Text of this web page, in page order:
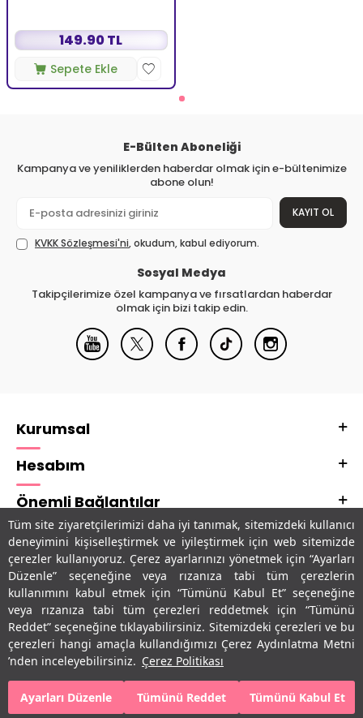
Tüm site ziyaretçilerimizi daha iyi tanımak, sitemizdeki kullanıcı
deneyimini kişiselleştirmek ve iyileştirmek için web sitemizde
çerezler kullanıyoruz. Çerez ayarlarınızı yönetmek için “Ayarları
Düzenle” seçeneğine veya rızanıza tabi tüm çerezlerin
kullanımını kabul etmek için “Tümünü Kabul Et” seçeneğine
veya rızanıza tabi tüm çerezleri reddetmek için “Tümünü
Reddet” seçeneğine tıklayabilirsiniz. Sitemizdeki çerezleri ve bu
çerezleri hangi amaçla kullandığımızı Çerez Aydınlatma Metni
’nden inceleyebilirsiniz. Çerez Politikası
Ayarları Düzenle Tümünü Reddet Tümünü Kabul Et
SEPETE EKLE HEMEN AL
149.90 TL
Sepete Ekle
E-Bülten Aboneliği
Kampanya ve yeniliklerden haberdar olmak için e-bültenimize
abone olun!
KAYIT OL
KVKK Sözleşmesi'ni, okudum, kabul ediyorum.
Sosyal Medya
Takipçilerimize özel kampanya ve fırsatlardan haberdar
olmak için bizi takip edin.
Kurumsal
Hesabım
Önemli Bağlantılar
Adres & İletişim
Uygulamalarımız